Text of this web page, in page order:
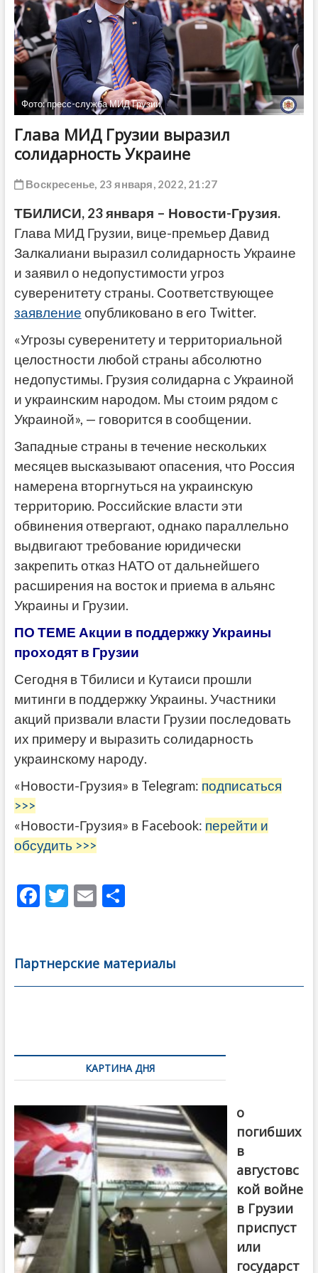
Фото: пресс-служба МИД Грузии
Глава МИД Грузии выразил
солидарность Украине
Воскресенье, 23 января, 2022, 21:27
ТБИЛИСИ, 23 января – Новости-Грузия.
Глава МИД Грузии, вице-премьер Давид
Залкалиани выразил солидарность Украине
и заявил о недопустимости угроз
суверенитету страны. Соответствующее
заявление опубликовано в его Twitter.
«Угрозы суверенитету и территориальной
целостности любой страны абсолютно
недопустимы. Грузия солидарна с Украиной
и украинским народом. Мы стоим рядом с
Украиной», — говорится в сообщении.
Западные страны в течение нескольких
месяцев высказывают опасения, что Россия
намерена вторгнуться на украинскую
территорию. Российские власти эти
обвинения отвергают, однако параллельно
выдвигают требование юридически
закрепить отказ НАТО от дальнейшего
расширения на восток и приема в альянс
Украины и Грузии.
ПО ТЕМЕ Акции в поддержку Украины
проходят в Грузии
Сегодня в Тбилиси и Кутаиси прошли
митинги в поддержку Украины. Участники
акций призвали власти Грузии последовать
их примеру и выразить солидарность
украинскому народу.
«Новости-Грузия» в Telegram: подписаться
>>>
«Новости-Грузия» в Facebook: перейти и
обсудить >>>
F
b
o
T
er
E
l
О
а
в
Партнерские материалы
по
записямКАРТИНА ДНЯ
о
погибших
в
августовс
кой войне
в Грузии
приспуст
или
государст